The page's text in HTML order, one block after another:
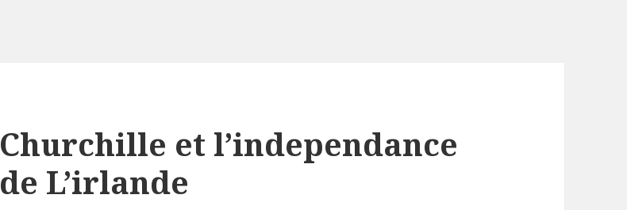
Churchille et l’independance
de L’irlande